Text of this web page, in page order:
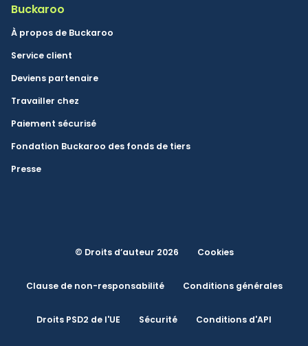
Buckaroo
À propos de Buckaroo
Service client
Deviens partenaire
Travailler chez
Paiement sécurisé
Fondation Buckaroo des fonds de tiers
Presse
© Droits d’auteur 2026 Cookies
Clause de non-responsabilité Conditions générales
Droits PSD2 de l'UE Sécurité Conditions d'API